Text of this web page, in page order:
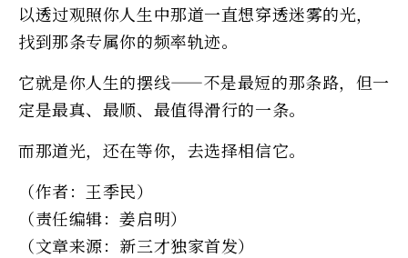
以透过观照你人生中那道一直想穿透迷雾的光，
找到那条专属你的频率轨迹。
它就是你人生的摆线——不是最短的那条路，但一
定是最真、最顺、最值得滑行的一条。
而那道光，还在等你，去选择相信它。
（作者：王季民）
（责任编辑：姜启明）
（文章来源：新三才独家首发）